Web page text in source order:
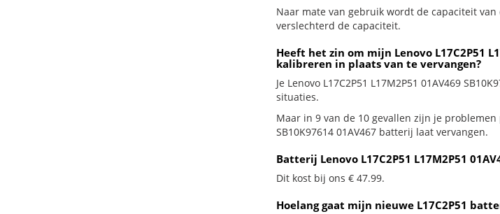
Naar mate van gebruik wordt de capaciteit
verslechterd de capaciteit.
Heeft het zin om mijn Lenovo L17C2P51
kalibreren in plaats van te vervangen?
Je Lenovo L17C2P51 L17M2P51 01AV469
situaties.
Maar in 9 van de 10 gevallen zijn je problemen
SB10K97614 01AV467 batterij laat vervangen.
Batterij Lenovo L17C2P51 L17M2P51
Dit kost bij ons € 47.99.
Hoelang gaat mijn nieuwe L17C2P51